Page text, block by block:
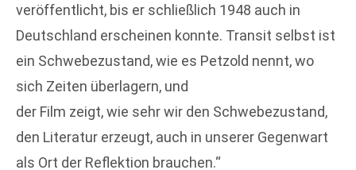
veröffentlicht, bis er schließlich 1948 auch in
Deutschland erscheinen konnte. Transit selbst ist
ein Schwebezustand, wie es Petzold nennt, wo
sich Zeiten überlagern, und
der Film zeigt, wie sehr wir den Schwebezustand,
den Literatur erzeugt, auch in unserer Gegenwart
als Ort der Reflektion brauchen.“